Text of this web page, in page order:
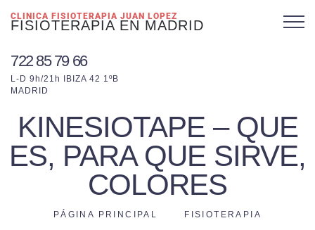
CLINICA FISIOTERAPIA JUAN LOPEZ
FISIOTERAPIA EN MADRID
722 85 79 66
L-D 9h/21h IBIZA 42 1ºB
MADRID
KINESIOTAPE – QUE
ES, PARA QUE SIRVE,
COLORES
PÁGINA PRINCIPAL FISIOTERAPIA